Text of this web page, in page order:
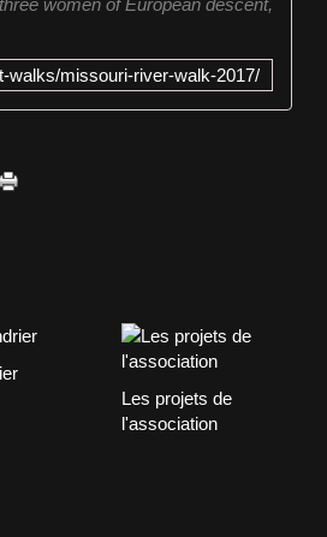
walks/missouri-river-walk-2017/
Les projets de
l'association